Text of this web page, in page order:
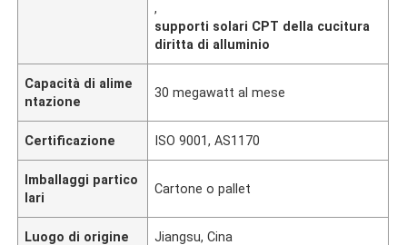
,
supporti solari CPT della cucitura
diritta di alluminio
Capacità di alime
ntazione
30 megawatt al mese
Certificazione ISO 9001, AS1170
Imballaggi partico
lari
Cartone o pallet
Luogo di origine Jiangsu, Cina